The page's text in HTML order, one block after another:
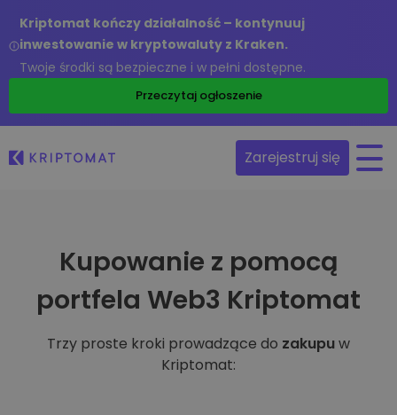
Kriptomat kończy działalność – kontynuuj
inwestowanie w kryptowaluty z Kraken.
Twoje środki są bezpieczne i w pełni dostępne.
Przeczytaj ogłoszenie
Zarejestruj się
Kupowanie z pomocą
portfela Web3 Kriptomat
Trzy proste kroki prowadzące do zakupuw
Kriptomat: